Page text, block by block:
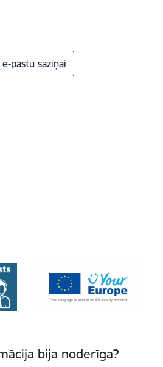
pastu saziņai
bija noderīga?